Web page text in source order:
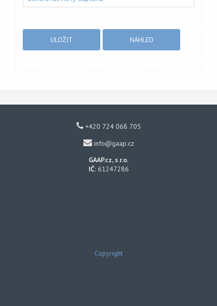
+420 724 068 705
info@gaap.cz
GAAP.cz, s.r.o.
IČ: 61247286
Copyright